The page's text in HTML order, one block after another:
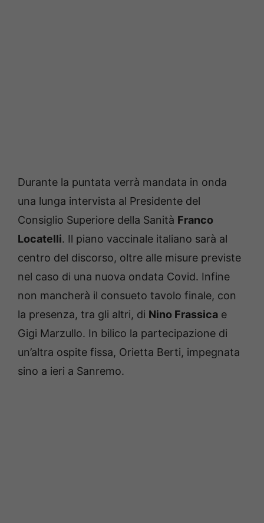
Durante la puntata verrà mandata in onda
una lunga intervista al Presidente del
Consiglio Superiore della Sanità Franco
Locatelli. Il piano vaccinale italiano sarà al
centro del discorso, oltre alle misure previste
nel caso di una nuova ondata Covid. Infine
non mancherà il consueto tavolo finale, con
la presenza, tra gli altri, di Nino Frassica e
Gigi Marzullo. In bilico la partecipazione di
un’altra ospite fissa, Orietta Berti, impegnata
sino a ieri a Sanremo.